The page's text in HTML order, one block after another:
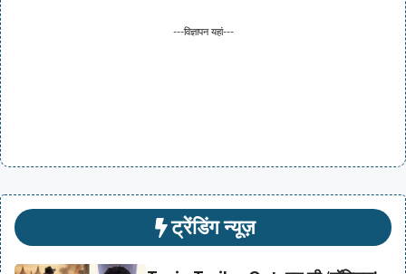
---विज्ञापन यहां---
ट्रेंडिंग न्यूज़